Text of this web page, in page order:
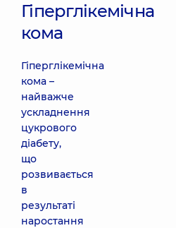
Гіперглікемічна
кома
Гіперглікемічна
кома –
найважче
ускладнення
цукрового
діабету,
що
розвивається
в
результаті
наростання